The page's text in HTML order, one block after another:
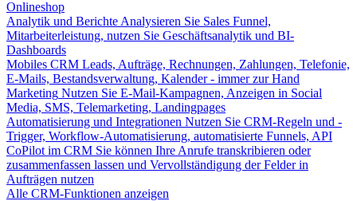
Onlineshop
Analytik und Berichte Analysieren Sie Sales Funnel,
Mitarbeiterleistung, nutzen Sie Geschäftsanalytik und BI-
Dashboards
Mobiles CRM Leads, Aufträge, Rechnungen, Zahlungen, Telefonie,
E-Mails, Bestandsverwaltung, Kalender - immer zur Hand
Marketing Nutzen Sie E-Mail-Kampagnen, Anzeigen in Social
Media, SMS, Telemarketing, Landingpages
Automatisierung und Integrationen Nutzen Sie CRM-Regeln und -
Trigger, Workflow-Automatisierung, automatisierte Funnels, API
CoPilot im CRM Sie können Ihre Anrufe transkribieren oder
zusammenfassen lassen und Vervollständigung der Felder in
Aufträgen nutzen
Alle CRM-Funktionen anzeigen